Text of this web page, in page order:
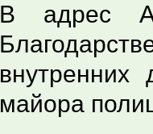
В адрес
внутренних
майора